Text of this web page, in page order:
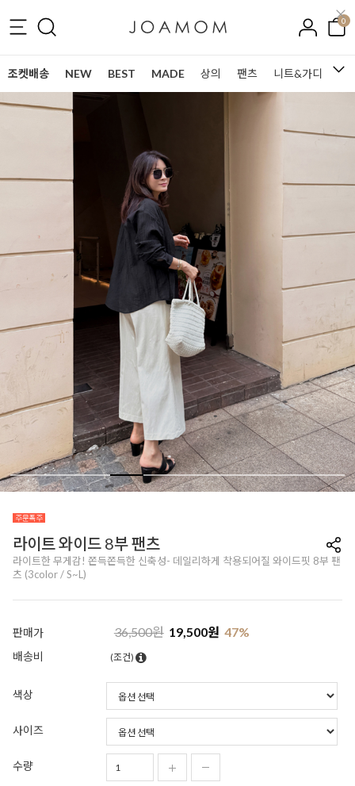
0
조켓배송 NEW BEST MADE 상의 팬츠 니트&가디건
라이트 와이드 8부 팬츠
라이트한 무게감! 쫀득쫀득한 신축성- 데일리하게 착용되어질 와이드핏 8부 팬
츠 (3color / S~L)
판매가 36,500원 19,500원 47%
배송비 (조건)
색상
사이즈
수량